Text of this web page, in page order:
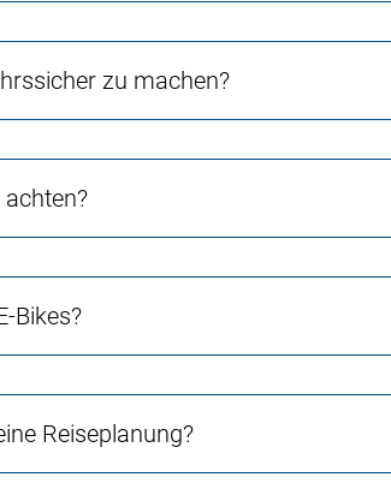
zu machen?
Bikes?
Reiseplanung?